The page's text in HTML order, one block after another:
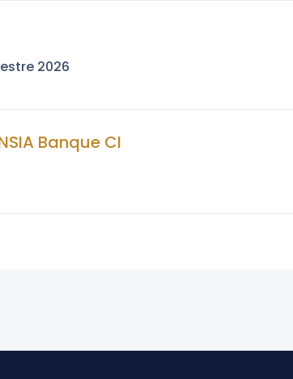
2026
Banque CI